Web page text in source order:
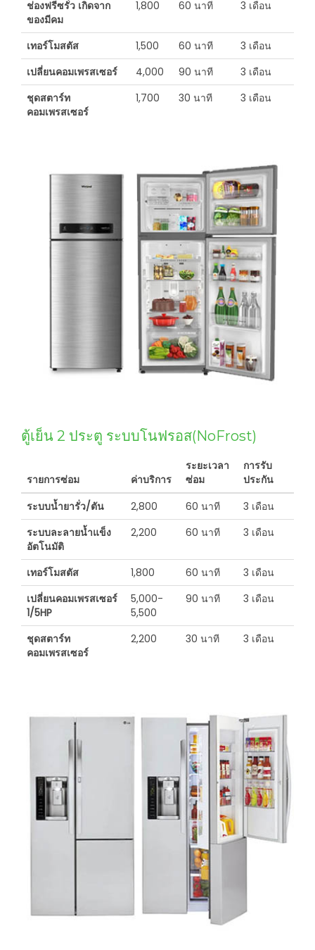
ช่องฟรีซรั่ว เกิดจาก
ของมีคม
1,800 60 นาที 3 เดือน
เทอร์โมสตัส 1,500 60 นาที
3 เดือน
เปลี่ยนคอมเพรสเซอร์
4,000 90 นาที
3 เดือน
ชุดสตาร์ท
คอมเพรสเซอร์
1,700 30 นาที 3 เดือน
ตู้เย็น 2 ประตู ระบบโนฟรอส(NoFrost)
รายการซ่อม ค่าบริการ
ระยะเวลา
ซ่อม
การรับ
ประกัน
ระบบน้ำยารั่ว/ตัน
2,800 60 นาที
3 เดือน
ระบบละลายน้ำแข็ง
อัตโนมัติ
2,200 60 นาที 3 เดือน
เทอร์โมสตัส 1,800 60 นาที
3 เดือน
เปลี่ยนคอมเพรสเซอร์
1/5HP
5,000-
5,500
90 นาที 3 เดือน
ชุดสตาร์ท
คอมเพรสเซอร์
2,200 30 นาที 3 เดือน